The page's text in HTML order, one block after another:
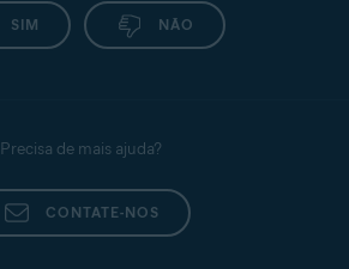
SIM NÃO
Precisa de mais ajuda?
CONTATE-NOS